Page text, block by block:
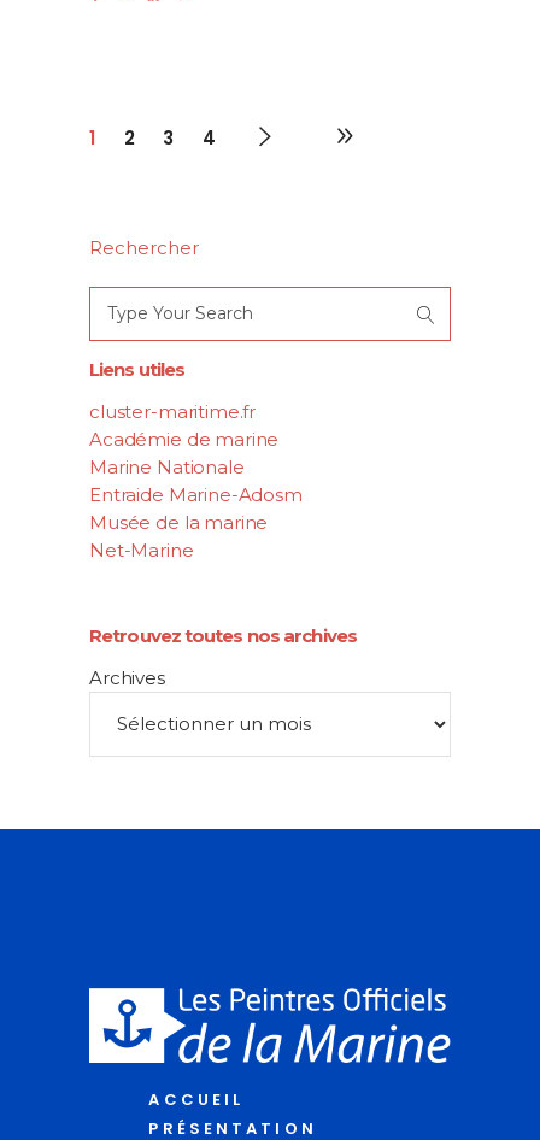
1 2 3 4
Rechercher
for:
Liens utiles
cluster-maritime.fr
Académie de marine
Marine Nationale
Entraide Marine-Adosm
Musée de la marine
Net-Marine
Retrouvez toutes nos archives
Archives
ACCUEIL
PRÉSENTATION